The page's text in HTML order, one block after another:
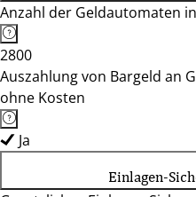
Anzahl der Geldautomaten
2800
Auszahlung von Bargeld an
ohne Kosten
Ja
Einlagen-